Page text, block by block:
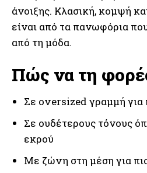
άνοιξης. Κλασική, κομψή
είναι από τα πανωφόρια
από τη μόδα.
Πώς να τη
Σε oversized γραμμή
Σε ουδέτερους τόνους
εκρού
Με ζώνη στη μέση για